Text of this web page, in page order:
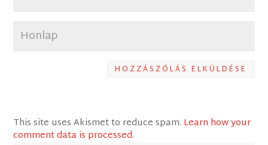
HOZZÁSZÓLÁS ELKÜLDÉSE
This site uses Akismet to reduce spam. Learn how your
comment data is processed.